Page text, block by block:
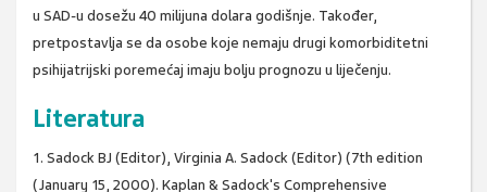
u SAD-u dosežu 40 milijuna dolara godišnje. Također,
pretpostavlja se da osobe koje nemaju drugi komorbiditetni
psihijatrijski poremećaj imaju bolju prognozu u liječenju.
Literatura
1. Sadock BJ (Editor), Virginia A. Sadock (Editor) (7th edition
(January 15, 2000). Kaplan & Sadock's Comprehensive